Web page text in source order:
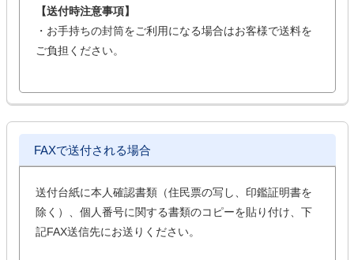
【送付時注意事項】
・お手持ちの封筒をご利用になる場合はお客様で送料を
ご負担ください。
FAXで送付される場合
送付台紙に本人確認書類（住民票の写し、印鑑証明書を
除く）、個人番号に関する書類のコピーを貼り付け、下
記FAX送信先にお送りください。